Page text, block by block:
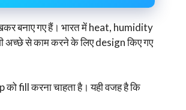
बनाए गए हैं। भारत में heat, humidity
से काम करने के लिए design किए गए
fill करना चाहता है। यही वजह है कि